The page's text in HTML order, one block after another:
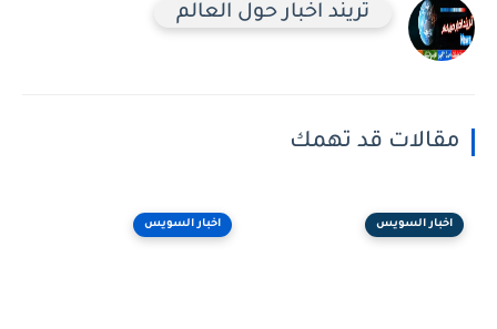
تريند اخبار حول العالم
مقالات قد تهمك
اخبار السويس اخبار السويس